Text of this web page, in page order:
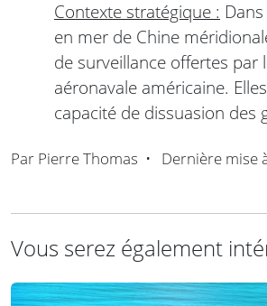
Contexte stratégique :
en mer de Chine
de surveillance offertes
aéronavale américaine.
capacité de dissuasion des
Par Pierre Thomas • Dernière mise
Vous serez également